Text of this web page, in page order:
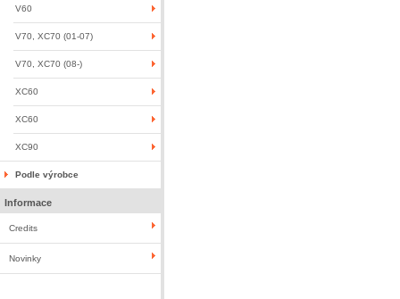
V60
V70, XC70 (01-07)
V70, XC70 (08-)
XC60
XC60
XC90
Podle výrobce
Informace
Credits
Novinky